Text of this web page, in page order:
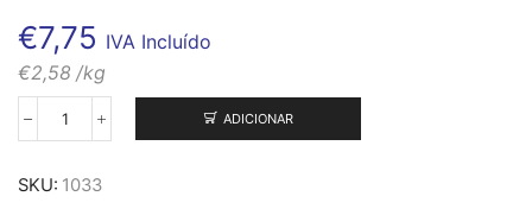
€7,75 IVA Incluído
€2,58 /kg
Quantidade
Espigas
ADICIONAR
SKU: 1033